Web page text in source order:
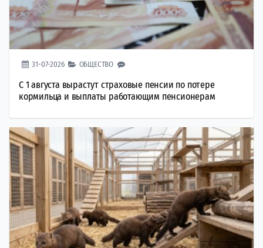
31-07-2026 ОБЩЕСТВО
С 1 августа вырастут страховые пенсии по потере
кормильца и выплаты работающим пенсионерам